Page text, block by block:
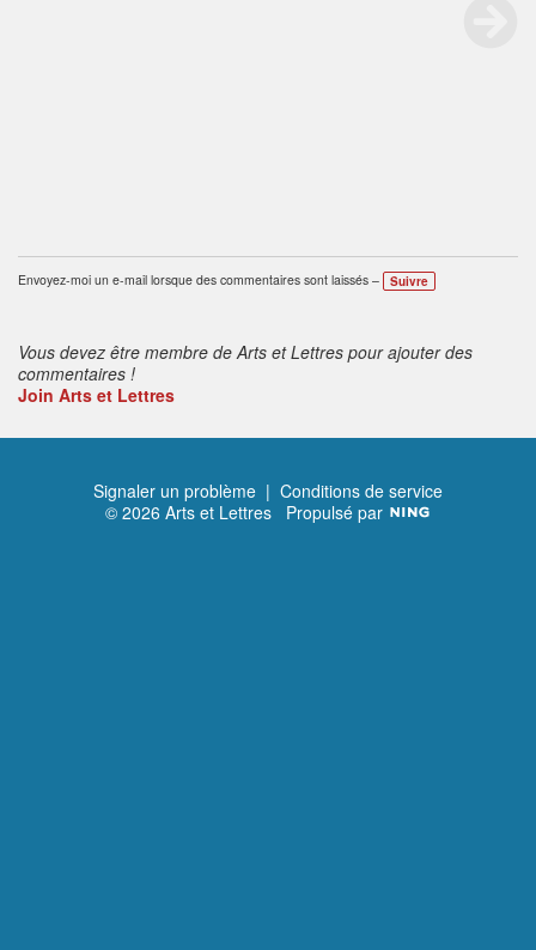
Envoyez-moi un e-mail lorsque des commentaires sont laissés – Suivre
Vous devez être membre de Arts et Lettres pour ajouter des
commentaires !
Join Arts et Lettres
Signaler un problème | Conditions de service
© 2026 Arts et Lettres Propulsé par